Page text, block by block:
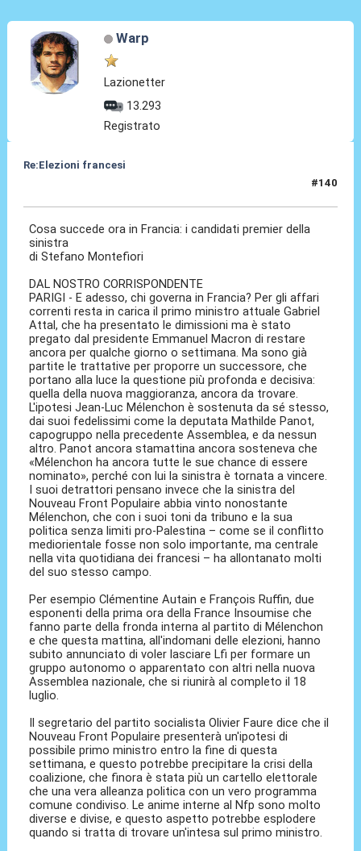
Warp
Lazionetter
13.293
Registrato
Re:Elezioni francesi
#140
Cosa succede ora in Francia: i candidati premier della
sinistra
di Stefano Montefiori
DAL NOSTRO CORRISPONDENTE
PARIGI - E adesso, chi governa in Francia? Per gli affari
correnti resta in carica il primo ministro attuale Gabriel
Attal, che ha presentato le dimissioni ma è stato
pregato dal presidente Emmanuel Macron di restare
ancora per qualche giorno o settimana. Ma sono già
partite le trattative per proporre un successore, che
portano alla luce la questione più profonda e decisiva:
quella della nuova maggioranza, ancora da trovare.
L'ipotesi Jean-Luc Mélenchon è sostenuta da sé stesso,
dai suoi fedelissimi come la deputata Mathilde Panot,
capogruppo nella precedente Assemblea, e da nessun
altro. Panot ancora stamattina ancora sosteneva che
«Mélenchon ha ancora tutte le sue chance di essere
nominato», perché con lui la sinistra è tornata a vincere.
I suoi detrattori pensano invece che la sinistra del
Nouveau Front Populaire abbia vinto nonostante
Mélenchon, che con i suoi toni da tribuno e la sua
politica senza limiti pro-Palestina – come se il conflitto
mediorientale fosse non solo importante, ma centrale
nella vita quotidiana dei francesi – ha allontanato molti
del suo stesso campo.
Per esempio Clémentine Autain e François Ruffin, due
esponenti della prima ora della France Insoumise che
fanno parte della fronda interna al partito di Mélenchon
e che questa mattina, all'indomani delle elezioni, hanno
subito annunciato di voler lasciare Lfi per formare un
gruppo autonomo o apparentato con altri nella nuova
Assemblea nazionale, che si riunirà al completo il 18
luglio.
Il segretario del partito socialista Olivier Faure dice che il
Nouveau Front Populaire presenterà un'ipotesi di
possibile primo ministro entro la fine di questa
settimana, e questo potrebbe precipitare la crisi della
coalizione, che finora è stata più un cartello elettorale
che una vera alleanza politica con un vero programma
comune condiviso. Le anime interne al Nfp sono molto
diverse e divise, e questo aspetto potrebbe esplodere
quando si tratta di trovare un'intesa sul primo ministro.